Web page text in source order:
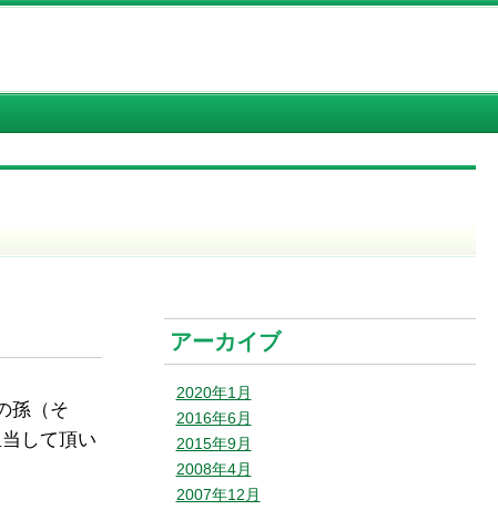
孫（そ
して頂い
アーカイブ
2020年1月
2016年6月
2015年9月
2008年4月
2007年12月